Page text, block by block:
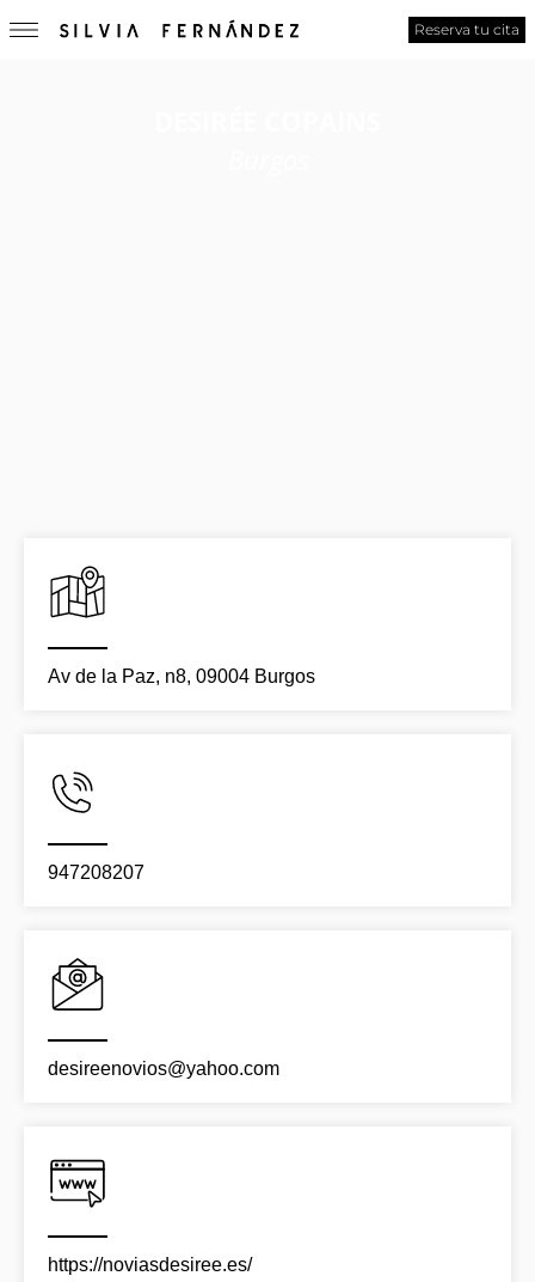
Reserva tu cita
Av de la Paz, n8, 09004 Burgos
947208207
desireenovios@yahoo.com
https://noviasdesiree.es/